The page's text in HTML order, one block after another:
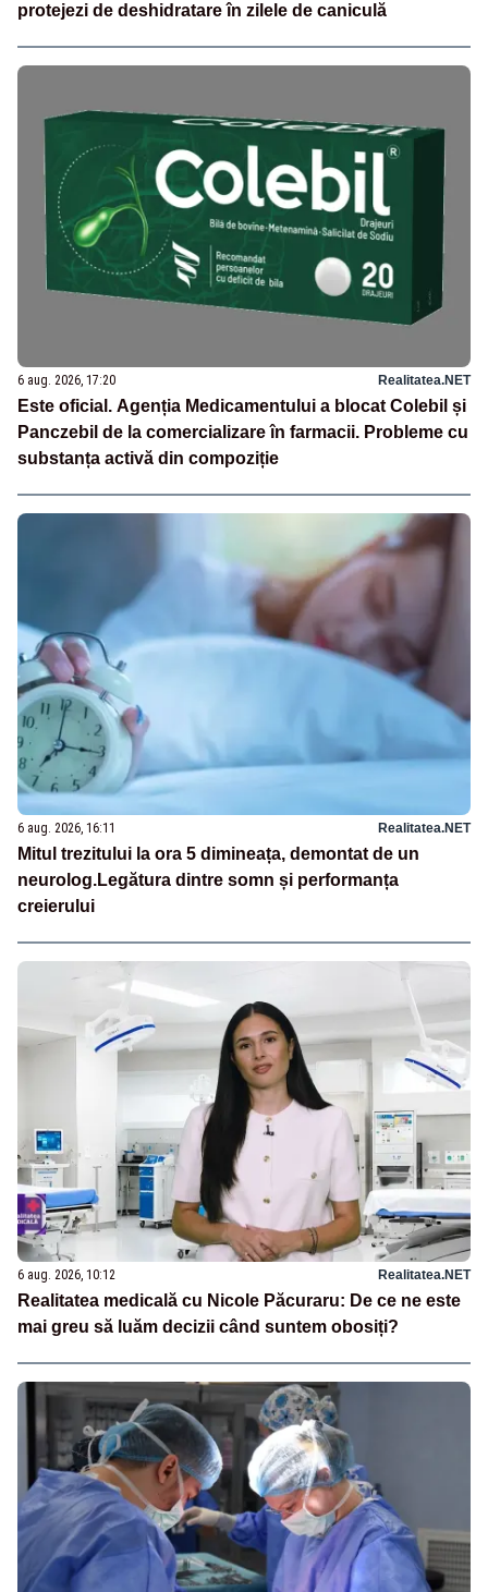
protejezi de deshidratare în zilele de caniculă
6 aug. 2026, 17:20 Realitatea.NET
Este oficial. Agenția Medicamentului a blocat Colebil și
Panczebil de la comercializare în farmacii. Probleme cu
substanța activă din compoziție
6 aug. 2026, 16:11 Realitatea.NET
Mitul trezitului la ora 5 dimineața, demontat de un
neurolog.Legătura dintre somn și performanța
creierului
6 aug. 2026, 10:12 Realitatea.NET
Realitatea medicală cu Nicole Păcuraru: De ce ne este
mai greu să luăm decizii când suntem obosiți?